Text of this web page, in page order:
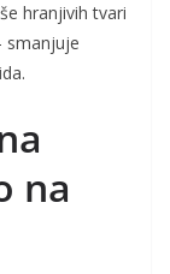
hranjivih tvari
smanjuje
na